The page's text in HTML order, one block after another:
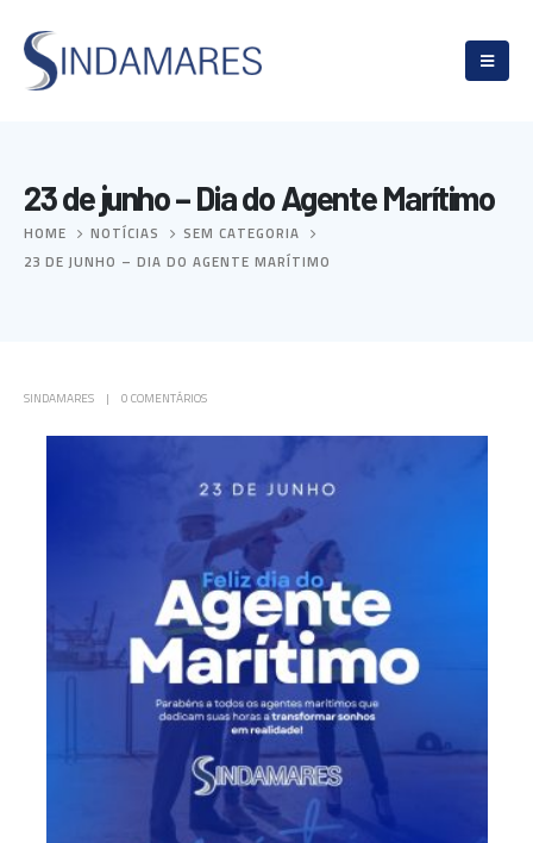
23 de junho – Dia do Agente Marítimo
HOME NOTÍCIAS
SEM CATEGORIA
23 DE JUNHO – DIA DO AGENTE MARÍTIMO
SINDAMARES 0 COMENTÁRIOS